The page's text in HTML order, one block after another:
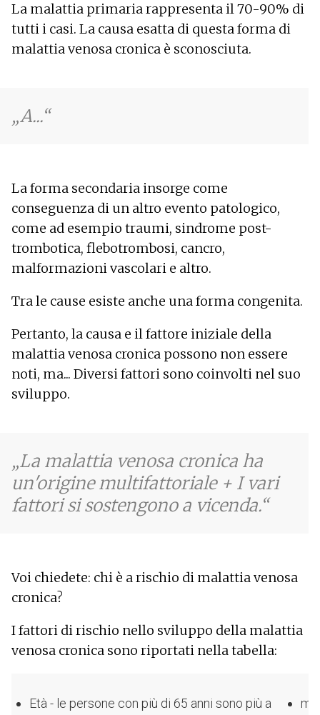
La malattia primaria rappresenta il 70-90% di
tutti i casi. La causa esatta di questa forma di
malattia venosa cronica è sconosciuta.
A...
La forma secondaria insorge come
conseguenza di un altro evento patologico,
come ad esempio traumi, sindrome post-
trombotica, flebotrombosi, cancro,
malformazioni vascolari e altro.
Tra le cause esiste anche una forma congenita.
Pertanto, la causa e il fattore iniziale della
malattia venosa cronica possono non essere
noti, ma... Diversi fattori sono coinvolti nel suo
sviluppo.
La malattia venosa cronica ha
un'origine multifattoriale + I vari
fattori si sostengono a vicenda.
Voi chiedete: chi è a rischio di malattia venosa
cronica?
I fattori di rischio nello sviluppo della malattia
venosa cronica sono riportati nella tabella:
Età - le persone con più di 65 anni sono più a